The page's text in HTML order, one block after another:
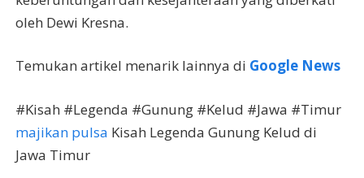
oleh Dewi Kresna.
Temukan artikel menarik lainnya di Google News
#Kisah #Legenda #Gunung #Kelud #Jawa #Timur
majikan pulsa Kisah Legenda Gunung Kelud di
Jawa Timur